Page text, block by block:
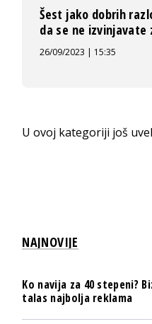
Šest jako dobrih
da se ne izvinjavate
26/09/2023 | 15:35
U ovoj kategoriji još
NAJNOVIJE
Ko navija za 40 stepeni?
talas najbolja reklama